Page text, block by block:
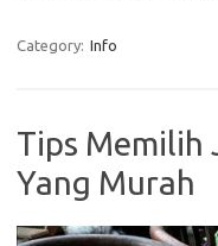
Category: Info
Tips Memilih
Yang Murah